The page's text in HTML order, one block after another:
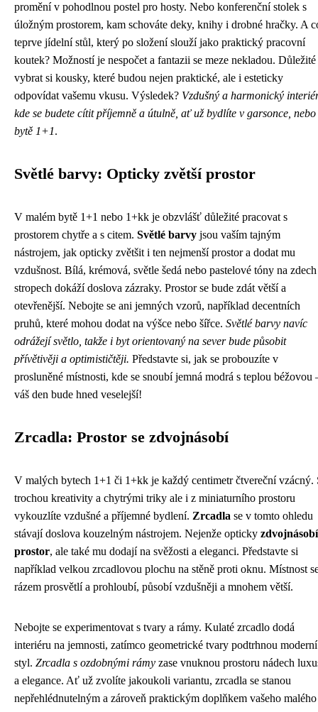
promění v pohodlnou postel pro hosty. Nebo konferenční stolek s
úložným prostorem, kam schováte deky, knihy i drobné hračky. A
teprve jídelní stůl, který po složení slouží jako praktický pracovní
koutek? Možností je nespočet a fantazii se meze nekladou. Důležité
vybrat si kousky, které budou nejen praktické, ale i esteticky
odpovídat vašemu vkusu. Výsledek? Vzdušný a harmonický
kde se budete cítit příjemně a útulně, ať už bydlíte v garsonce, nebo
bytě 1+1.
Světlé barvy: Opticky zvětší prostor
V malém bytě 1+1 nebo 1+kk je obzvlášť důležité pracovat s
prostorem chytře a s citem. Světlé barvy jsou vaším tajným
nástrojem, jak opticky zvětšit i ten nejmenší prostor a dodat mu
vzdušnost. Bílá, krémová, světle šedá nebo pastelové tóny na zdech
stropech dokáží doslova zázraky. Prostor se bude zdát větší a
otevřenější. Nebojte se ani jemných vzorů, například decentních
pruhů, které mohou dodat na výšce nebo šířce. Světlé barvy navíc
odrážejí světlo, takže i byt orientovaný na sever bude působit
přívětivěji a optimističtěji. Představte si, jak se probouzíte v
prosluněné místnosti, kde se snoubí jemná modrá s teplou béžovou
váš den bude hned veselejší!
Zrcadla: Prostor se zdvojnásobí
V malých bytech 1+1 či 1+kk je každý centimetr čtvereční vzácný.
trochou kreativity a chytrými triky ale i z miniaturního prostoru
vykouzlíte vzdušné a příjemné bydlení. Zrcadla se v tomto ohledu
stávají doslova kouzelným nástrojem. Nejenže opticky zdvojnásobí
prostor, ale také mu dodají na svěžosti a eleganci. Představte si
například velkou zrcadlovou plochu na stěně proti oknu. Místnost
rázem prosvětlí a prohloubí, působí vzdušněji a mnohem větší.
Nebojte se experimentovat s tvary a rámy. Kulaté zrcadlo dodá
interiéru na jemnosti, zatímco geometrické tvary podtrhnou moderní
styl. Zrcadla s ozdobnými rámy zase vnuknou prostoru nádech
a elegance. Ať už zvolíte jakoukoli variantu, zrcadla se stanou
nepřehlédnutelným a zároveň praktickým doplňkem vašeho malého